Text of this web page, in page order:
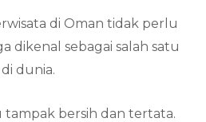
di Oman tidak perlu
dikenal sebagai salah satu
dunia.
tampak bersih dan tertata.